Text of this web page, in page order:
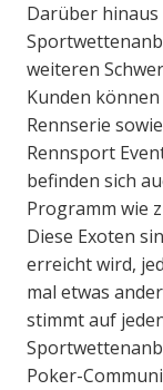
Darüber
weiteren
Kunden
Rennserie
Rennsport
befinden sich
Programm wie
Diese Exoten
erreicht wird,
mal etwas
stimmt auf
Poker-